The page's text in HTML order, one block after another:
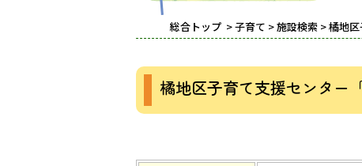
総合トップ >子育て >施設検索 > 橘地
橘地区子育て支援センター